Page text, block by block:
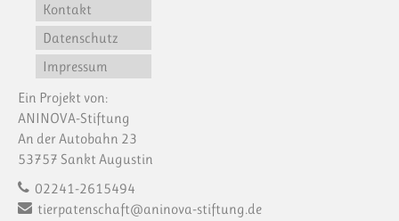
Kontakt
Datenschutz
Impressum
Ein Projekt von:
ANINOVA-Stiftung
An der Autobahn 23
53757 Sankt Augustin
02241-2615494
tierpatenschaft@aninova-stiftung.de